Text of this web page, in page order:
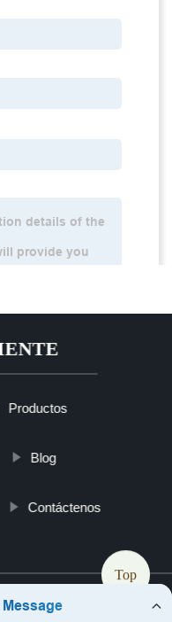
Productos
Blog
Contáctenos
Medical Co., Ltd. Sitemap
Top